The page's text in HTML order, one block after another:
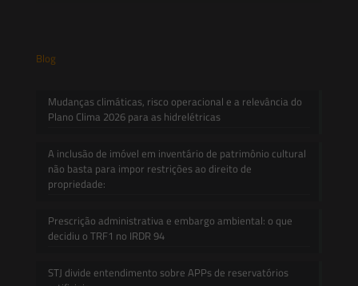
Blog
Mudanças climáticas, risco operacional e a relevância do
Plano Clima 2026 para as hidrelétricas
A inclusão de imóvel em inventário de patrimônio cultural
não basta para impor restrições ao direito de
propriedade:
Prescrição administrativa e embargo ambiental: o que
decidiu o TRF1 no IRDR 94
STJ divide entendimento sobre APPs de reservatórios